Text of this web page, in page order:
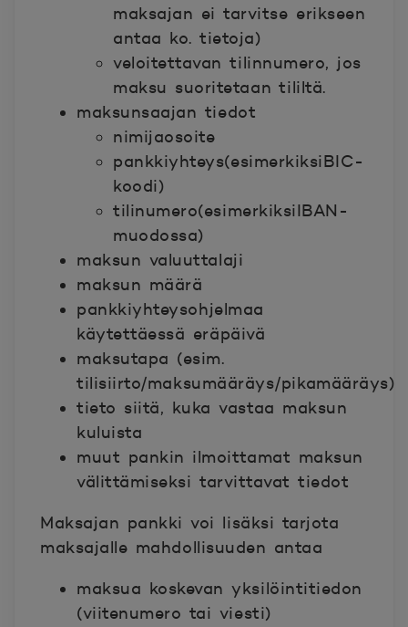
maksajan ei tarvitse erikseen
antaa ko. tietoja)
veloitettavan tilinnumero, jos
maksu suoritetaan tililtä.
maksunsaajan tiedot
nimijaosoite
pankkiyhteys(esimerkiksiBIC-
koodi)
tilinumero(esimerkiksiIBAN-
muodossa)
maksun valuuttalaji
maksun määrä
pankkiyhteysohjelmaa
käytettäessä eräpäivä
maksutapa (esim.
tilisiirto/maksumääräys/pikamääräys)
tieto siitä, kuka vastaa maksun
kuluista
muut pankin ilmoittamat maksun
välittämiseksi tarvittavat tiedot
Maksajan pankki voi lisäksi tarjota
maksajalle mahdollisuuden antaa
maksua koskevan yksilöintitiedon
(viitenumero tai viesti)